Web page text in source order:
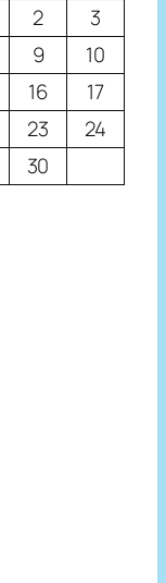
2
3
9
10
16
17
23
24
30